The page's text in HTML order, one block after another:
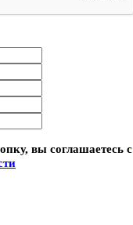
вы соглашаетесь с